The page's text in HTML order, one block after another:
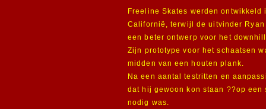
Freeline Skates werden
Californië, terwijl de uitvinder
een beter ontwerp voor het
Zijn prototype voor het schaatsen
midden van een houten plank.
Na een aantal testritten en
dat hij gewoon kon staan ??op
nodig was.